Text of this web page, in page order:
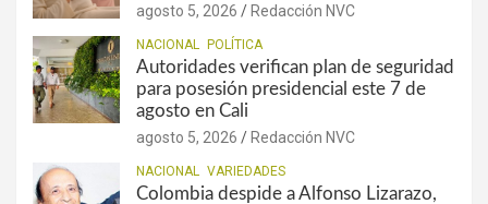
agosto 5, 2026 Redacción NVC
NACIONAL POLÍTICA
Autoridades verifican plan de seguridad
para posesión presidencial este 7 de
agosto en Cali
agosto 5, 2026 Redacción NVC
NACIONAL VARIEDADES
Colombia despide a Alfonso Lizarazo,